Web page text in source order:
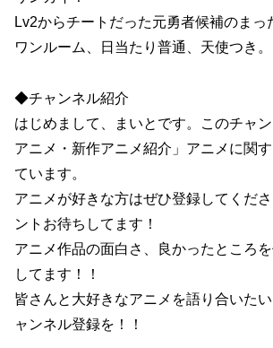
Lv2からチートだった元勇者候補のまっ
ワンルーム、日当たり普通、天使つき。
◆チャンネル紹介
はじめまして、まいとです。このチャ
アニメ・新作アニメ紹介」アニメに関
ています。
アニメが好きな方はぜひ登録してくだ
ントお待ちしてます！
アニメ作品の面白さ、良かったところ
してます！！
皆さんと大好きなアニメを語り合いた
ャンネル登録を！！